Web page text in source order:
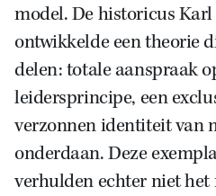
model. De historicus
ontwikkelde een theorie
delen: totale aanspraak
leidersprincipe, een
verzonnen identiteit van
onderdaan. Deze
verhulden echter niet